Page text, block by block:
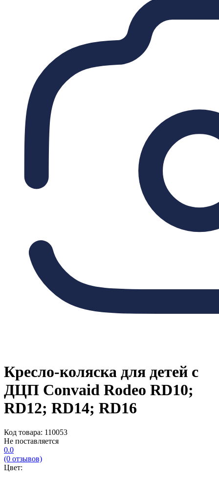
Кресло-коляска для детей с
ДЦП Convaid Rodeo RD10;
RD12; RD14; RD16
Код товара: 110053
Не поставляется
0.0
(0 отзывов)
Цвет: